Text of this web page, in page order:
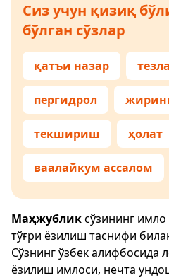
Сиз учун қизиқ
бўлган сўзлар
қатъи назар
пергидрол
текшириш ҳолат
ваалайкум ассалом
Маҳжубликсўзининг
тўғри ёзилиш таснифи
Сўзнинг ўзбек алифбосида
ёзилиш имлоси, нечта